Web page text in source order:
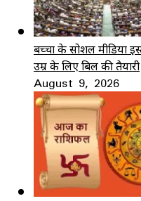
बच्चों के सोशल मीडिया
उम्र के लिए बिल की तैयारी
August 9, 2026